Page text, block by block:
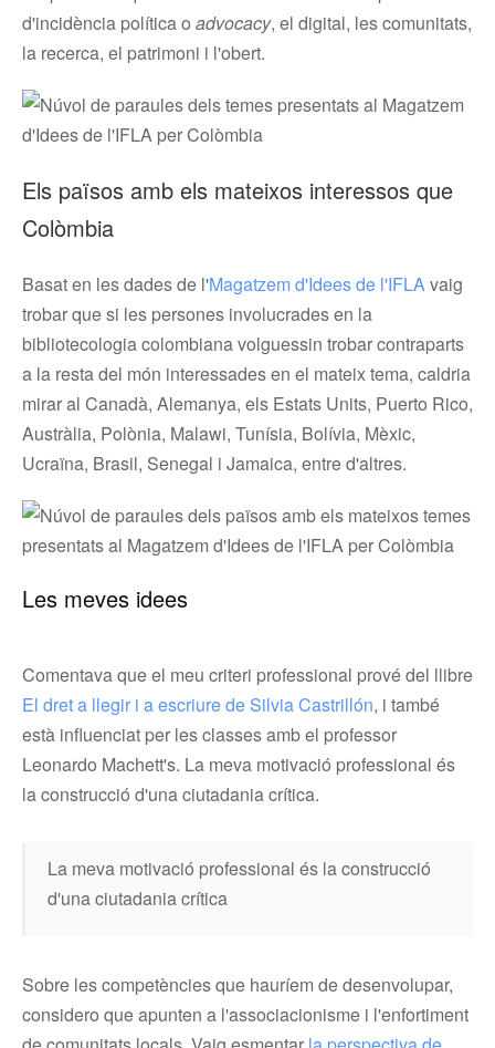
d'incidència política o advocacy, el digital, les comunitats,
la recerca, el patrimoni i l'obert.
Els països amb els mateixos interessos que
Colòmbia
Basat en les dades de l'Magatzem d'Idees de l'IFLAvaig
trobar que si les persones involucrades en la
bibliotecologia colombiana volguessin trobar contraparts
a la resta del món interessades en el mateix tema, caldria
mirar al Canadà, Alemanya, els Estats Units, Puerto Rico,
Austràlia, Polònia, Malawi, Tunísia, Bolívia, Mèxic,
Ucraïna, Brasil, Senegal i Jamaica, entre d'altres.
Les meves idees
Comentava que el meu criteri professional prové del llibre
El dret a llegir i a escriure de Silvia Castrillón, i també
està influenciat per les classes amb el professor
Leonardo Machett's. La meva motivació professional és
la construcció d'una ciutadania crítica.
La meva motivació professional és la construcció
d'una ciutadania crítica
Sobre les competències que hauríem de desenvolupar,
considero que apunten a l'associacionisme i l'enfortiment